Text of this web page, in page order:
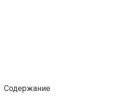
Содержание